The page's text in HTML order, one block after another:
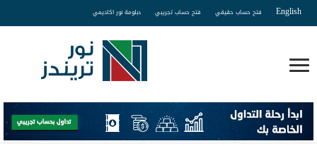
English فتح حساب حقيقي فتح حساب تجريبي دبلومة نور اكاديمي